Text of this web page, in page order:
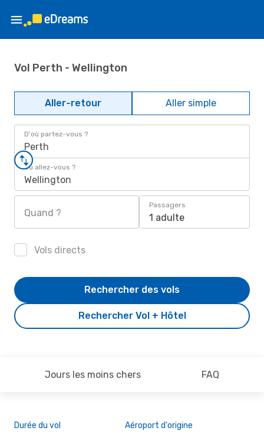
Vol Perth - Wellington
Aller-retour Aller simple
D'où partez-vous ?
Perth
Où allez-vous ?
Wellington
Quand ?
Passagers
1 adulte
Vols directs
Rechercher Vol + Hôtel
Rechercher des vols
Jours les moins chers FAQ
Durée du vol Aéroport d'origine